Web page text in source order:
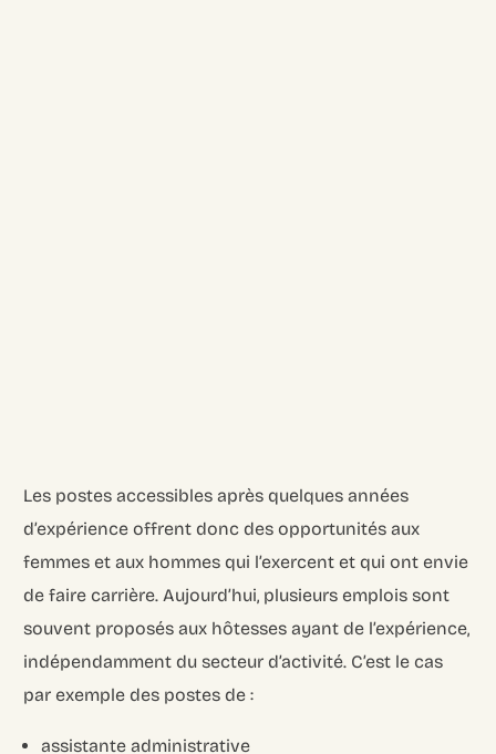
Les postes accessibles après quelques années
d’expérience offrent donc des opportunités aux
femmes et aux hommes qui l’exercent et qui ont envie
de faire carrière. Aujourd’hui, plusieurs emplois sont
souvent proposés aux hôtesses ayant de l’expérience,
indépendamment du secteur d’activité. C’est le cas
par exemple des postes de :
assistante administrative